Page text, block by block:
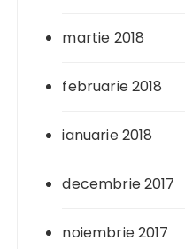
martie 2018
februarie 2018
ianuarie 2018
decembrie 2017
noiembrie 2017